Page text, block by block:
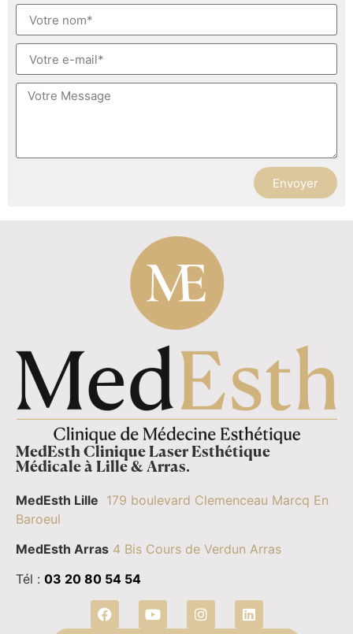
Envoyer
MedEsth Clinique Laser Esthétique
Médicale à Lille & Arras.
MedEsth Lille 179 boulevard Clemenceau Marcq En
Baroeul
MedEsth Arras 4 Bis Cours de Verdun Arras
Tél : 03 20 80 54 54